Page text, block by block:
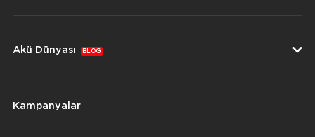
Akü Dünyası BLOG
Kampanyalar